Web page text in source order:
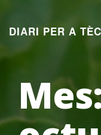
contingut
DIARI PER A